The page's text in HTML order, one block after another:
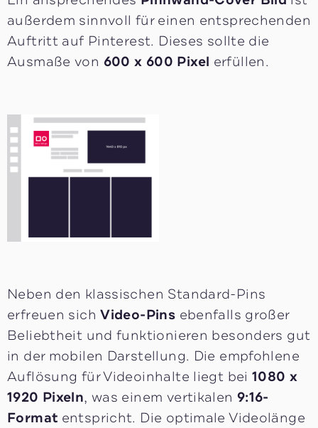
außerdem sinnvoll für einen entsprechenden
Auftritt auf Pinterest. Dieses sollte die
Ausmaße von 600 x 600 Pixel erfüllen.
Neben den klassischen Standard-Pins
erfreuen sichVideo-Pins ebenfalls großer
Beliebtheit und funktionieren besonders gut
in der mobilen Darstellung. Die empfohlene
Auflösung für Videoinhalte liegt bei 1080 x
1920 Pixeln, was einem vertikalen 9:16-
Format entspricht. Die optimale Videolänge